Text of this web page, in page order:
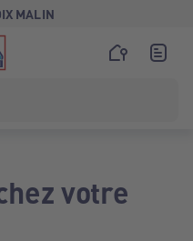
MALIN
votre